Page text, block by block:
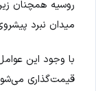
روسیه همچنان
میدان نبرد
با وجود این
قیمت‌گذاری